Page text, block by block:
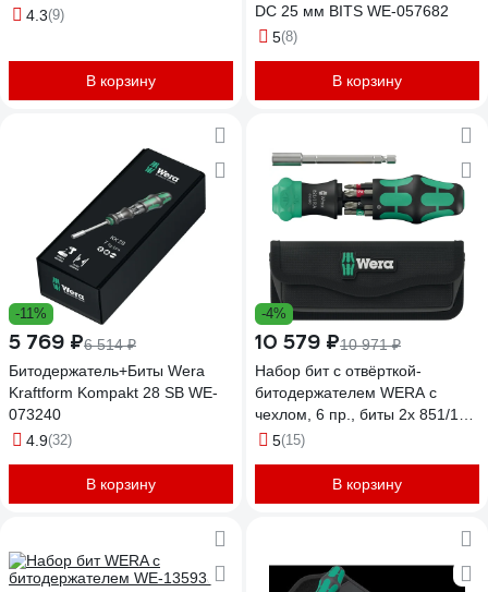
4.3(9)
В корзину
DC 25 мм BITS WE-057682
5(8)
В корзину
-11%
5 769 ₽6 514 ₽
Битодержатель+Биты Wera
Kraftform Kompakt 28 SB WE-
073240
4.9(32)
В корзину
-4%
10 579 ₽10 971 ₽
Набор бит с отвёрткой-
битодержателем WERA с
чехлом, 6 пр., биты 2x 851/1
BTZ PH 1x25 мм, PH 2x25 мм,
867/1 BTZ TORX TX 20x25 мм,
TX 25x25 мм, 1x 800/1 BTZ 0.8
5(15)
В корзину